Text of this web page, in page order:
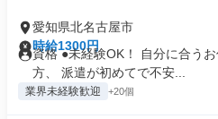
愛知県北名古屋市
時給1300円
資格 ●未経験OK！ 自分に合う
方、 派遣が初めてで不安...
業界未経験歓迎 +20個